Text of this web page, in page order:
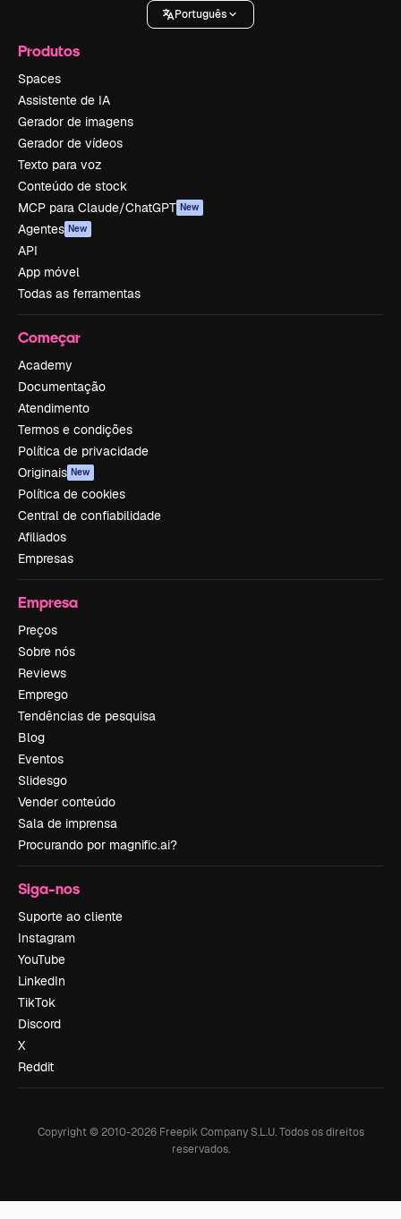
Português
Produtos
Spaces
Assistente de IA
Gerador de imagens
Gerador de vídeos
Texto para voz
Conteúdo de stock
MCP para Claude/ChatGPT New
Agentes New
API
App móvel
Todas as ferramentas
Começar
Academy
Documentação
Atendimento
Termos e condições
Política de privacidade
Originais New
Política de cookies
Central de confiabilidade
Afiliados
Empresas
Empresa
Preços
Sobre nós
Reviews
Emprego
Tendências de pesquisa
Blog
Eventos
Slidesgo
Vender conteúdo
Sala de imprensa
Procurando por magnific.ai?
Siga-nos
Suporte ao cliente
Instagram
YouTube
LinkedIn
TikTok
Discord
X
Reddit
Copyright © 2010-2026Freepik Company S.L.U. Todos os direitos
reservados.